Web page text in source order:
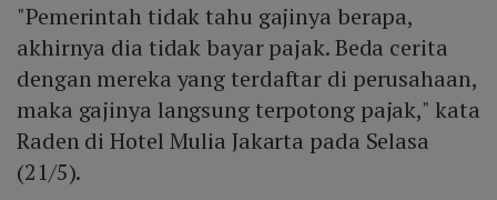
"Pemerintah tidak tahu gajinya berapa,
akhirnya dia tidak bayar pajak. Beda cerita
dengan mereka yang terdaftar di perusahaan,
maka gajinya langsung terpotong pajak," kata
Raden di Hotel Mulia Jakarta pada Selasa
(21/5).